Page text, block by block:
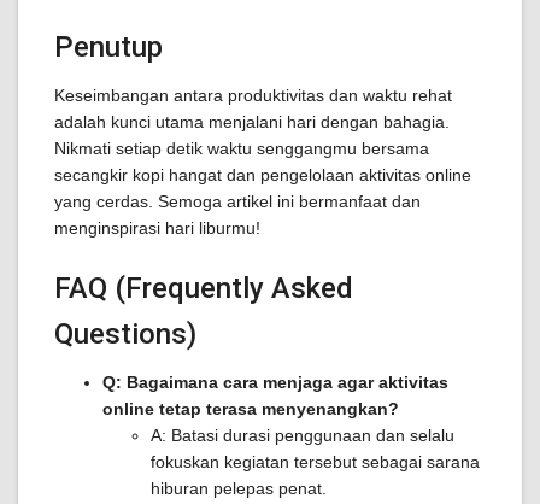
Penutup
Keseimbangan antara produktivitas dan waktu rehat
adalah kunci utama menjalani hari dengan bahagia.
Nikmati setiap detik waktu senggangmu bersama
secangkir kopi hangat dan pengelolaan aktivitas online
yang cerdas. Semoga artikel ini bermanfaat dan
menginspirasi hari liburmu!
FAQ (Frequently Asked
Questions)
Q: Bagaimana cara menjaga agar aktivitas
online tetap terasa menyenangkan?
A: Batasi durasi penggunaan dan selalu
fokuskan kegiatan tersebut sebagai sarana
hiburan pelepas penat.